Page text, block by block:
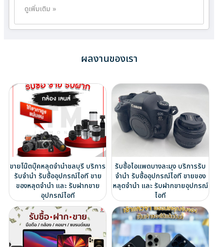
ดูเพิ่มเติม »
ผลงานของเรา
ขายโน๊ตบุ๊คหลุดจำนำชลบุรี บริการ
รับจำนำ รับซื้ออุปกรณ์ไอที ขาย
ของหลุดจำนำ และ รับฝากขาย
อุปกรณ์ไอที
รับซื้อไอแพดบางละมุง บริการรับ
จำนำ รับซื้ออุปกรณ์ไอที ขายของ
หลุดจำนำ และ รับฝากขายอุปกรณ์
ไอที